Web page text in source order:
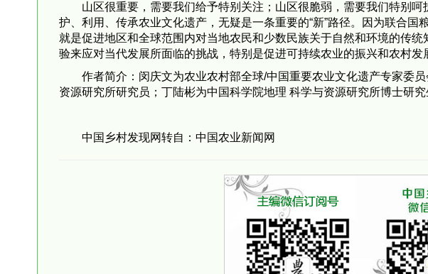
山区很重要，需要我们给予特别关注；山区很脆弱，需要我们特别
护、利用、传承农业文化遗产，无疑是一条重要的“新”路径。因为联合国
就是促进地区和全球范围内对当地农民和少数民族关于自然和环境的传
验来应对当代发展所面临的挑战，特别是促进可持续农业的振兴和农村发
作者简介：闵庆文为农业农村部全球/中国重要农业文化遗产专家委
资源研究所研究员；丁陆彬为中国科学院地理 科学与资源研究所博士研究
中国乡村发现网转自：中国农业新闻网